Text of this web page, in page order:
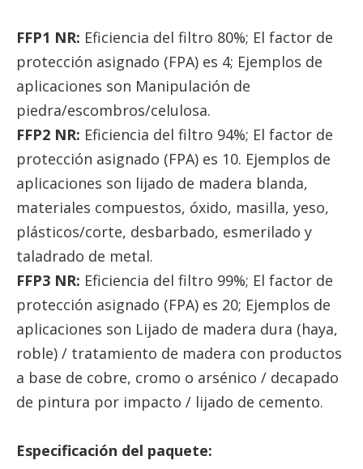
FFP1 NR: Eficiencia del filtro 80%; El factor de
protección asignado (FPA) es 4; Ejemplos de
aplicaciones son Manipulación de
piedra/escombros/celulosa.
FFP2 NR: Eficiencia del filtro 94%; El factor de
protección asignado (FPA) es 10. Ejemplos de
aplicaciones son lijado de madera blanda,
materiales compuestos, óxido, masilla, yeso,
plásticos/corte, desbarbado, esmerilado y
taladrado de metal.
FFP3 NR: Eficiencia del filtro 99%; El factor de
protección asignado (FPA) es 20; Ejemplos de
aplicaciones son Lijado de madera dura (haya,
roble) / tratamiento de madera con productos
a base de cobre, cromo o arsénico / decapado
de pintura por impacto / lijado de cemento.
Especificación del paquete: